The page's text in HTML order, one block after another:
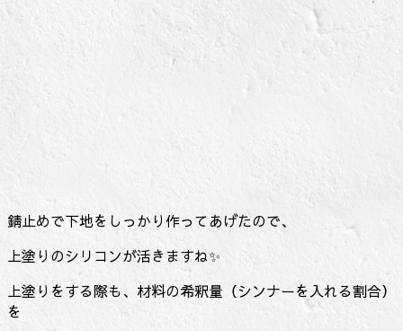
錆止めで下地をしっかり作ってあげたので、
上塗りのシリコンが活きますね✨
上塗りをする際も、材料の希釈量（シンナーを入れる割合）
を